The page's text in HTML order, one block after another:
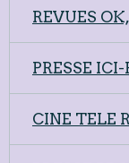
REVUES
PRESSE ICI-
CINE TELE